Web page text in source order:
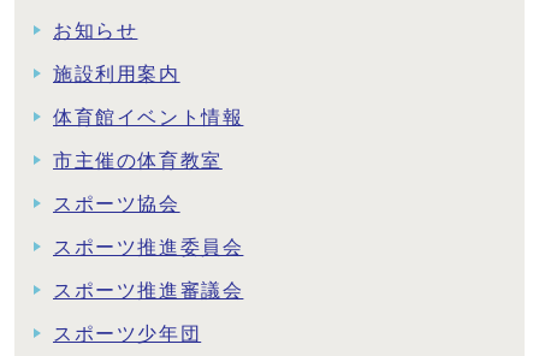
お知らせ
施設利用案内
体育館イベント情報
市主催の体育教室
スポーツ協会
スポーツ推進委員会
スポーツ推進審議会
スポーツ少年団